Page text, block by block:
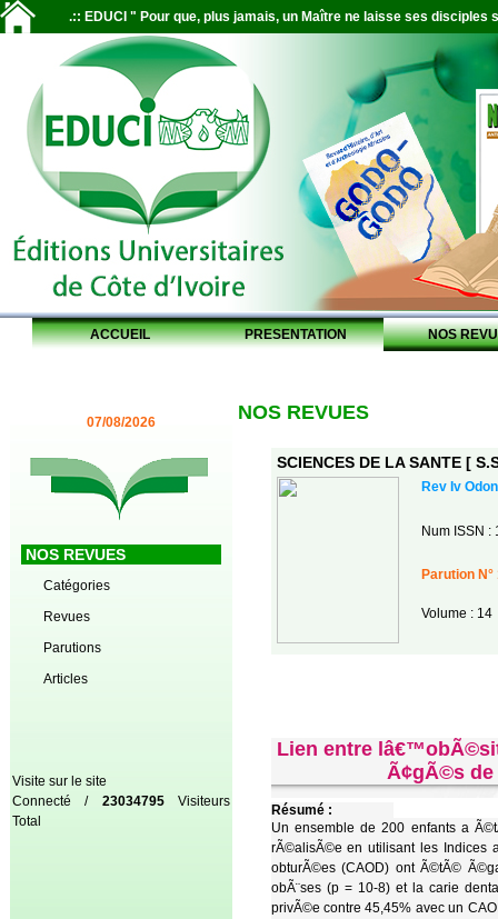
.:: EDUCI " Pour que, plus jamais, un Maître ne laisse ses disciples
ACCUEIL PRESENTATION NOS
07/08/2026
NOS REVUES
Catégories
Revues
Parutions
Articles
Visite sur le site
Connecté / 23034795Visiteurs
Total
NOS REVUES
SCIENCES DE LA SANTE [
Rev Iv
Num ISSN :
Parution N°
Volume : 14
Lien entre
Ã¢gÃ©s de
Résumé :
Un ensemble de 200 enfants a
rÃ©alisÃ©e en utilisant les Indices
obturÃ©es (CAOD) ont Ã©tÃ©
obÃ¨ses (p = 10-8) et la carie
privÃ©e contre 45,45% avec un